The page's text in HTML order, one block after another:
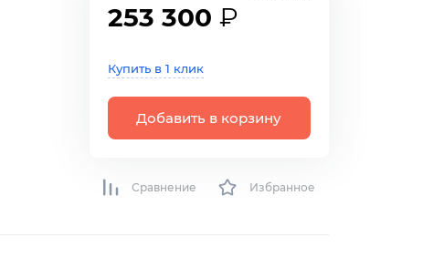
253 300 ₽
Купить в 1 клик
Добавить в корзину
Сравнение Избранное